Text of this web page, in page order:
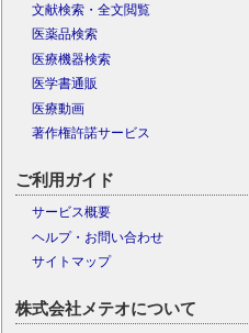
文献検索・全文閲覧
医薬品検索
医療機器検索
医学書通販
医療動画
著作権許諾サービス
ご利用ガイド
サービス概要
ヘルプ・お問い合わせ
サイトマップ
株式会社メテオについて